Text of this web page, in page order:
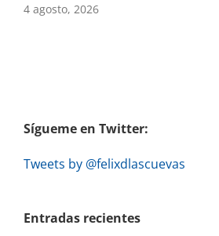
4 agosto, 2026
Sígueme en Twitter:
Tweets by @felixdlascuevas
Entradas recientes